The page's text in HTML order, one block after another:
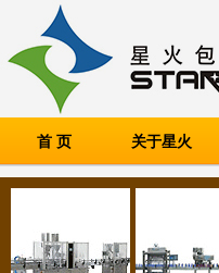
首 页 关于星火